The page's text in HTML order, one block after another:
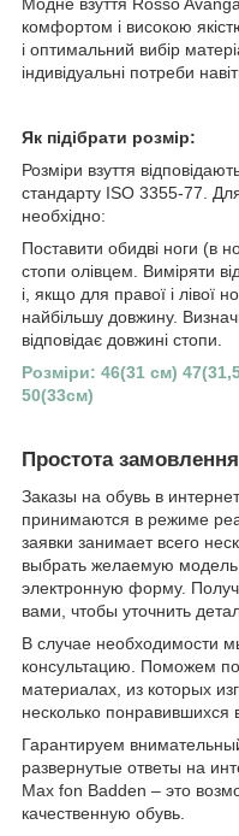
Модне взуття Rosso
комфортом і високою
і оптимальний вибір
індивідуальні потреби
Як підібрати розмір:
Розміри взуття
стандарту ISO 3355-77.
необхідно:
Поставити обидві ноги (в
стопи олівцем. Виміряти
і, якщо для правої і лівої
найбільшу довжину.
відповідає довжині стопи.
Розміри: 46(31 см)
50(33см)
Простота
Заказы на обувь в
принимаются в режиме
заявки занимает всего
выбрать желаемую
электронную форму.
вами, чтобы уточнить
В случае необходимости
консультацию. Поможем
материалах, из которых
несколько понравившихся
Гарантируем
развернутые ответы на
Max fon Badden – это
качественную обувь.